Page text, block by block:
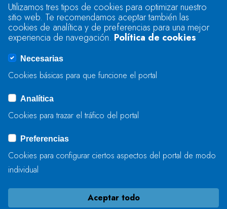
Se produjo un error al cargar el campo
"text".
Se produjo un error al cargar el campo
ENVIAR
Utilizamos tres tipos de cookies para optimizar nuestro
sitio web. Te recomendamos aceptar también las
cookies de analítica y de preferencias para una mejor
experiencia de navegación. Política de cookies
Necesarias
Cookies básicas para que funcione el portal
Analítica
Cookies para trazar el tráfico del portal
Preferencias
Cookies para configurar ciertos aspectos del portal de modo
individual
Aceptar todo